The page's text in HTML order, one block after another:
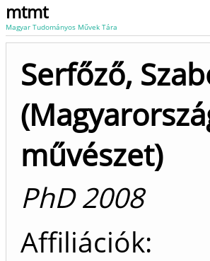
mtmt
Magyar Tudományos Művek Tára
Serfőző,
művészet)
PhD 2008
Affiliációk